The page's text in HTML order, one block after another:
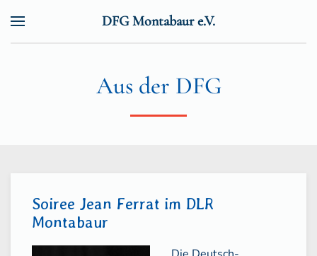
DFG Montabaur e.V.
Aus der DFG
Soiree Jean Ferrat im DLR
Montabaur